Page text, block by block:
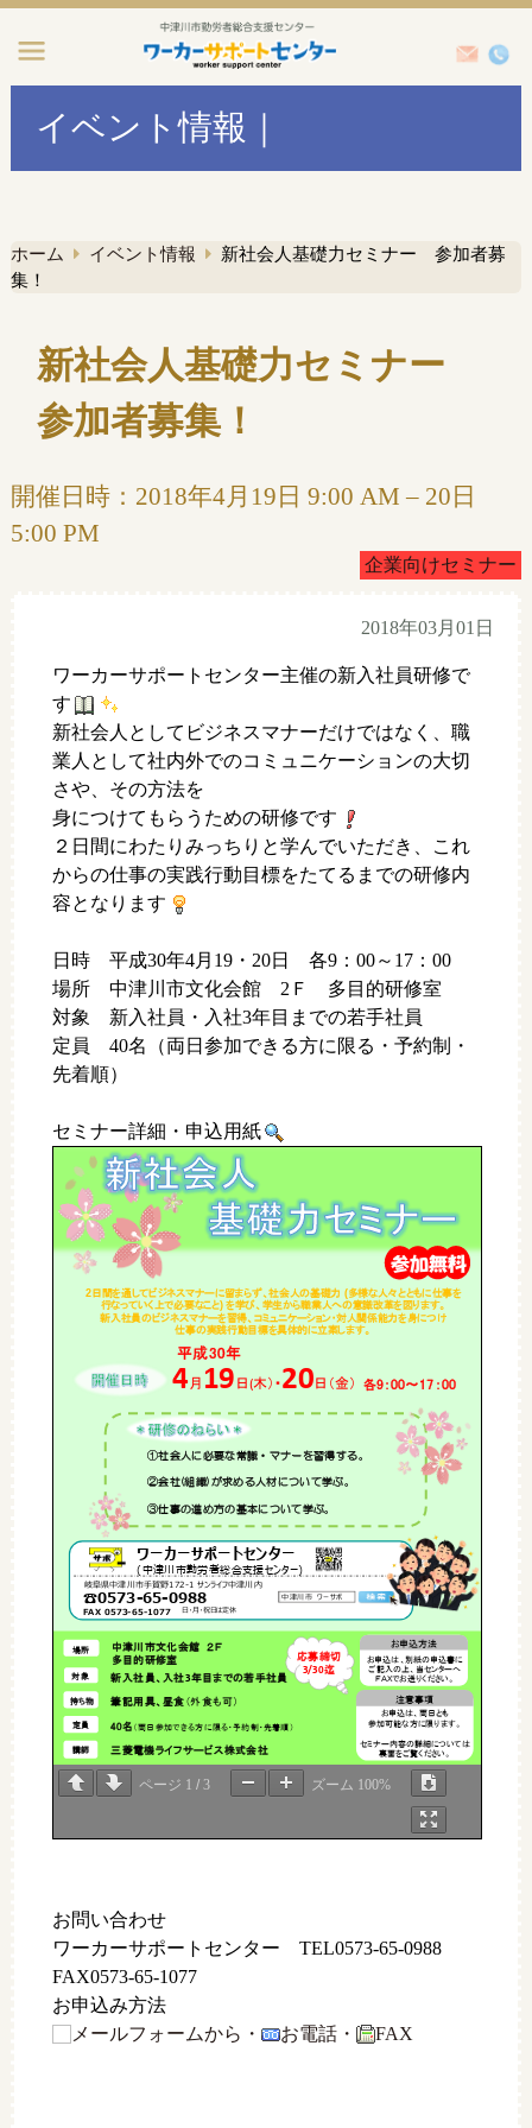
イベント情報｜
ホーム イベント情報
新社会人基礎力セミナー 参加者募
集！
新社会人基礎力セミナー
参加者募集！
開催日時： 2018年4月19日 9:00 AM – 20日
5:00 PM
企業向けセミナー
2018年03月01日
ワーカーサポートセンター主催の新入社員研修で
す
新社会人としてビジネスマナーだけではなく、職
業人として社内外でのコミュニケーションの大切
さや、その方法を
身につけてもらうための研修です
２日間にわたりみっちりと学んでいただき、これ
からの仕事の実践行動目標をたてるまでの研修内
容となります
日時 平成30年4月19・20日 各9：00～17：00
場所 中津川市文化会館 2Ｆ 多目的研修室
対象 新入社員・入社3年目までの若手社員
定員 40名（両日参加できる方に限る・予約制・
先着順）
セミナー詳細・申込用紙
参加無料
2日間を通してビジネスマナーに留まらず、社会人の基礎力 (多様な人々とともに仕事を
行なっていく上で必要なこと) を学び、学生から職業人への意識改革を図ります。
新入社員のビジネスマナーを習得、コミュニケーション・対人関係能力を身に
仕事の実践行動目標を具体的に立案します。
平成30年
各9：00～17 ：00
4月 19 日(木） ・20日（金）
中津川市文化会館
２Ｆ
多目的研修室
新入社員、入社3年目までの若手社員
筆記用具、昼食 （外食も可）
40名 （両日参加できる方に限る・予約制・先着順）
三菱電機ライフサービス株式会社
場所
対象
持ち物
定員
講師
ワーカーサポートセンター
(中津川市勤労者総合支援センター)
☎0573-65-0988
FAX 0573-65- 1077
岐阜県中津川市手賀野172- 1 サンライフ中津川内
日・月・祝日は定休
中津川市 ワーサポ
お申込は、別紙の申込書に
ご記入の上、当センターへ
ＦＡＸでお送りください。
お申込方法
お申込は、両日とも
参加可能な方に限ります。
セミナー内容の詳細については
裏面をご覧ください。
注意事項
①社会人に必要な常識・マナーを習得する。
②会社(組織)が求める人材について学ぶ。
③仕事の進め方の基本について学ぶ。
応募締切
3/30迄
12：00 ～
・職場での応対マナー
・訪問先でのマナー
・終了
ページ 1 / 3 ズーム 100%
お問い合わせ
ワーカーサポートセンター TEL0573-65-0988
FAX0573-65-1077
お申込み方法
メールフォームから・
お電話・ FAX